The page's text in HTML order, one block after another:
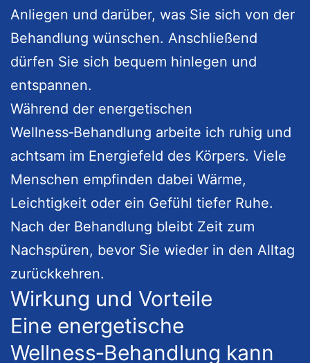
Anliegen und darüber, was Sie sich von der
Behandlung wünschen. Anschließend
dürfen Sie sich bequem hinlegen und
entspannen.
Während der energetischen
Wellness‑Behandlung arbeite ich ruhig und
achtsam im Energiefeld des Körpers. Viele
Menschen empfinden dabei Wärme,
Leichtigkeit oder ein Gefühl tiefer Ruhe.
Nach der Behandlung bleibt Zeit zum
Nachspüren, bevor Sie wieder in den Alltag
zurückkehren.
Wirkung und Vorteile
Eine energetische
Wellness‑Behandlung kann